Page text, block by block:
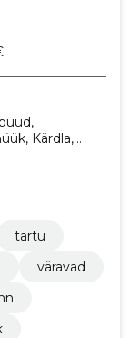
Kärdla,
tartu
väravad